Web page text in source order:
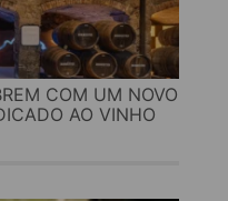
COM UM NOVO
AO VINHO